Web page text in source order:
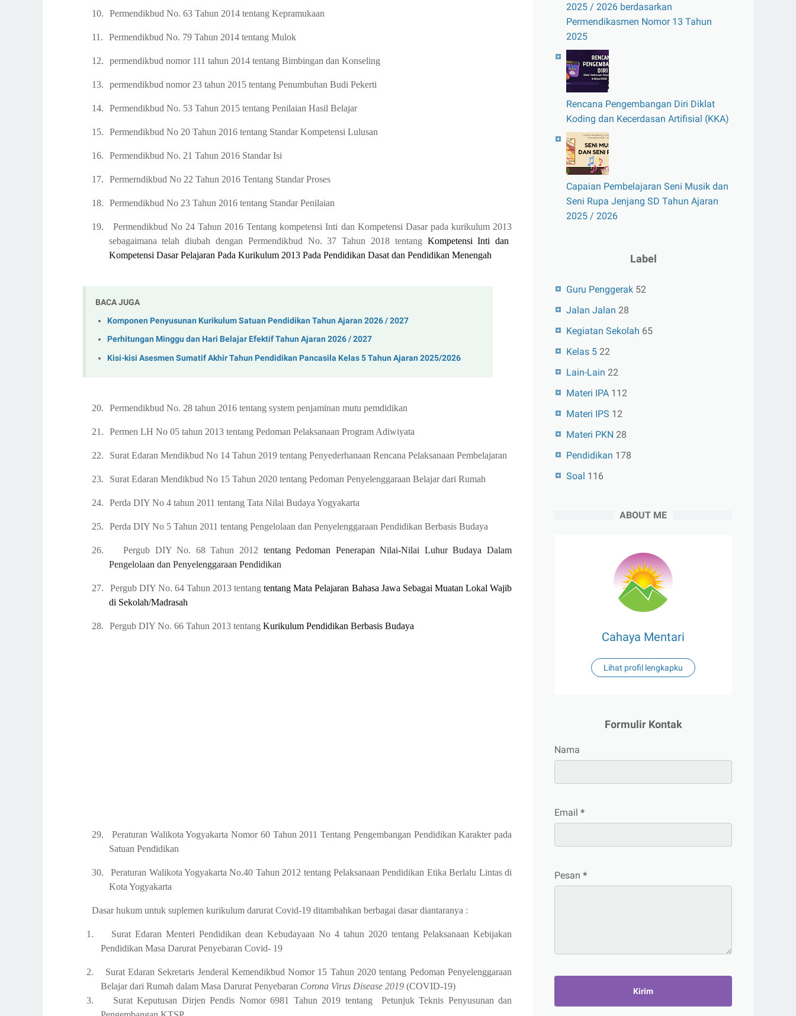
10. Permendikbud No. 63 Tahun 2014tentangKepramukaan
11. Permendikbud No. 79 Tahun 2014 tentangMulok
12. permendikbud nomor 111 tahun 2014 tentang Bimbingan dan Konseling
13. permendikbud nomor 23 tahun 2015 tentang Penumbuhan Budi Pekerti
14. Permendikbud No. 53 Tahun 2015tentangPenilaian Hasil Belajar
15. Permendikbud No 20Tahun 2016 tentang Standar Kompetensi Lulusan
16. Permendikbud No. 21 Tahun 2016 Standar Isi
17. Permerndikbud No 22 Tahun 2016 Tentang Standar Proses
18. Permendikbud No 23 Tahun 2016 tentang Standar Penilaian
19. Permendikbud No 24Tahun 2016 Tentang kompetensi Inti dan Kompetensi Dasar pada kurikulum 2013
sebagaimana telah diubah dengan Permendikbud No. 37 Tahun 2018 tentang Kompetensi Inti dan
Kompetensi Dasar Pelajaran Pada Kurikulum 2013 Pada Pendidikan Dasat dan Pendidikan Menengah
BACA JUGA
Komponen Penyusunan Kurikulum Satuan Pendidikan Tahun Ajaran 2026 / 2027
Perhitungan Minggu dan Hari Belajar Efektif Tahun Ajaran 2026 / 2027
Kisi-kisi Asesmen Sumatif Akhir Tahun Pendidikan Pancasila Kelas 5 Tahun Ajaran 2025/2026
20. Permendikbud No. 28 tahun 2016 tentang system penjaminan mutu pemdidikan
21. Permen LH No 05 tahun 2013 tentang Pedoman Pelaksanaan Program Adiwiyata
22. Surat Edaran Mendikbud No 14 Tahun 2019 tentang Penyederhanaan Rencana Pelaksanaan Pembelajaran
23. Surat Edaran Mendikbud No 15 Tahun 2020 tentang Pedoman Penyelenggaraan Belajar dari Rumah
24. Perda DIY No 4 tahun 2011 tentang Tata Nilai Budaya Yogyakarta
25. Perda DIY No 5 Tahun 2011 tentang Pengelolaan dan Penyelenggaraan Pendidikan Berbasis Budaya
26. Pergub DIY No. 68 Tahun 2012 tentang Pedoman Penerapan Nilai-Nilai Luhur Budaya Dalam
Pengelolaan dan Penyelenggaraan Pendidikan
27. Pergub DIY No. 64 Tahun 2013 tentangtentang Mata Pelajaran Bahasa Jawa Sebagai Muatan Lokal Wajib
di Sekolah/Madrasah
28. Pergub DIY No. 66 Tahun 2013 tentangKurikulum Pendidikan Berbasis Budaya
29.
Peraturan Walikota Yogyakarta Nomor 60 Tahun 2011 Tentang Pengembangan Pendidikan Karakter pada
Satuan Pendidikan
30.
Peraturan Walikota Yogyakarta No.40 Tahun 2012 tentang Pelaksanaan Pendidikan Etika Berlalu Lintas di
Kota Yogyakarta
Dasar hukum untuk suplemen kurikulum darurat Covid-19 ditambahkan berbagai dasar diantaranya :
1.
Surat Edaran Menteri Pendidikan dean Kebudayaan No 4 tahun 2020 tentang Pelaksanaan Kebijakan
Pendidikan Masa Darurat Penyebaran Covid- 19
2.
Surat Edaran Sekretaris Jenderal Kemendikbud Nomor 15 Tahun 2020 tentang Pedoman Penyelenggaraan
Belajar dari Rumah dalam Masa Darurat Penyebaran Corona Virus Disease 2019(COVID-19)
3.
Surat Keputusan Dirjen Pendis Nomor 6981 Tahun 2019 tentang Petunjuk Teknis Penyusunan dan
2025 / 2026 berdasarkan
Permendikasmen Nomor 13 Tahun
2025
Rencana Pengembangan Diri Diklat
Koding dan Kecerdasan Artifisial (KKA)
Capaian Pembelajaran Seni Musik dan
Seni Rupa Jenjang SD Tahun Ajaran
2025 / 2026
Label
Guru Penggerak 52
Jalan Jalan 28
Kegiatan Sekolah 65
Kelas 5 22
Lain-Lain 22
Materi IPA 112
Materi IPS 12
Materi PKN 28
Pendidikan 178
Soal 116
ABOUT ME
Cahaya Mentari
Lihat profil lengkapku
Formulir Kontak
Nama
Email *
Pesan *